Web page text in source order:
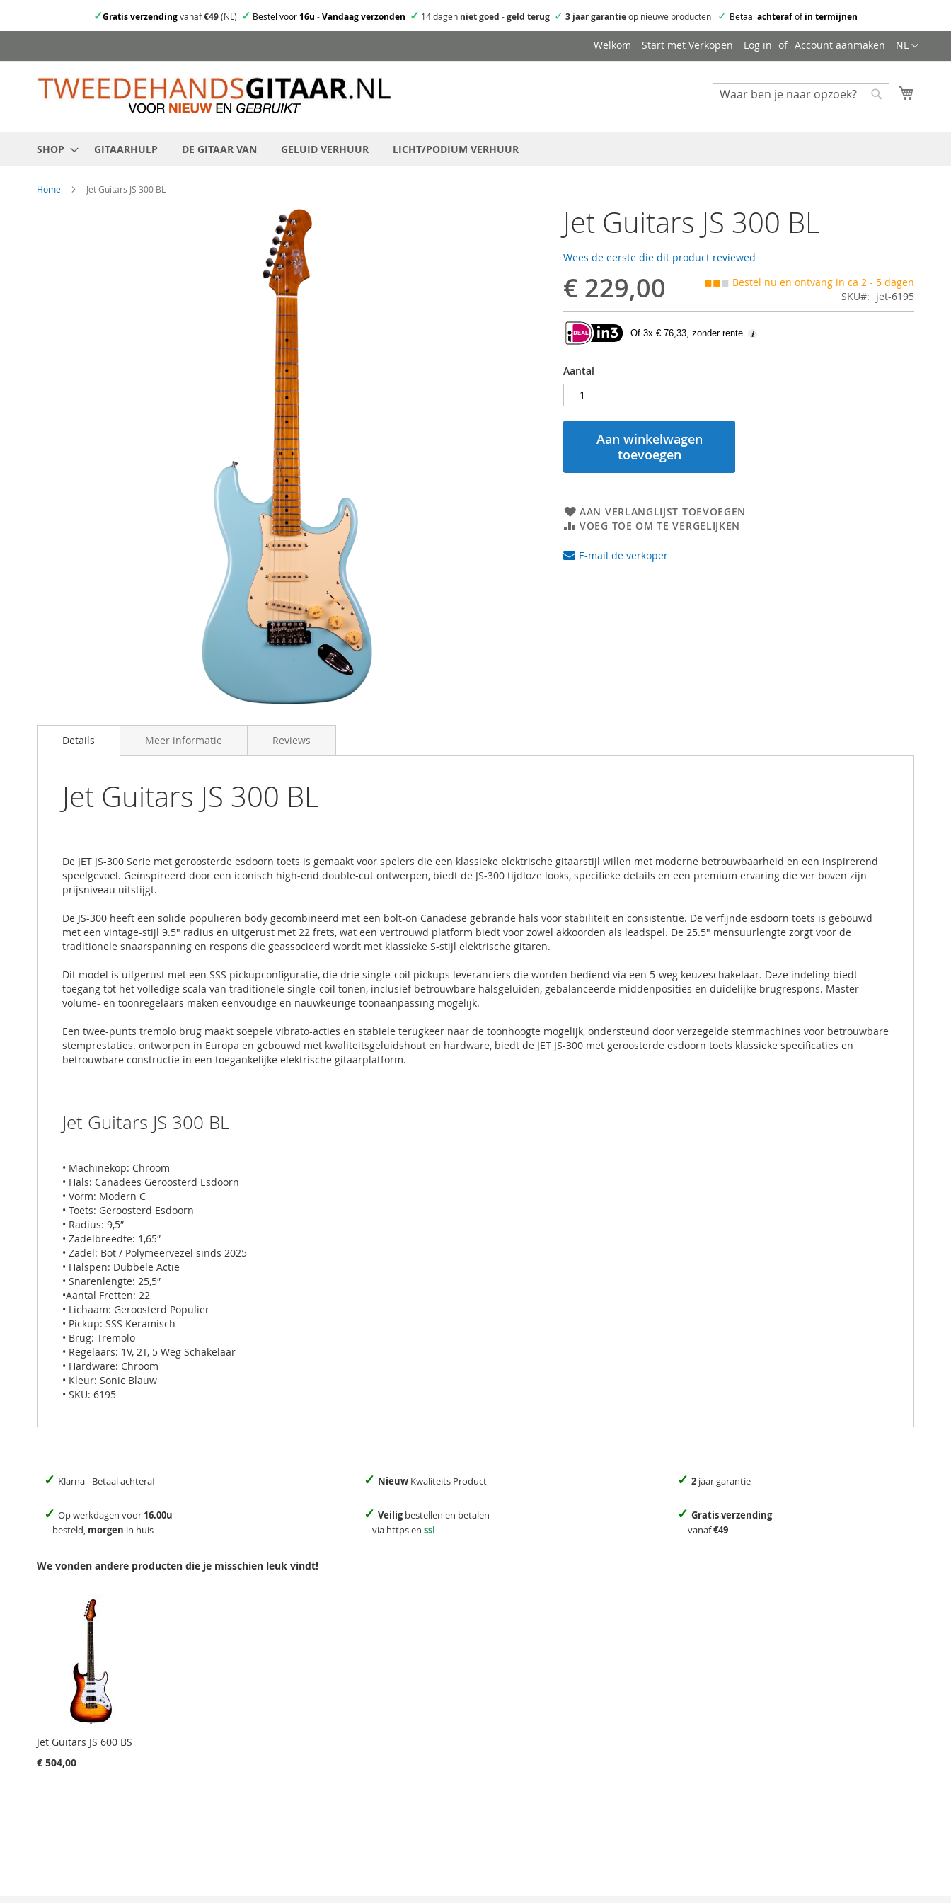
✓Gratis verzendingvanaf€49(NL) ✓ Bestel voor16u -Vandaag verzonden ✓ 14 dagen niet goed -geld terug ✓ 3 jaar garantieop nieuwe producten ✓ Betaal achterafofin termijnen
direct
naar
de
Taal
NL
Welkom Start met Verkopen Log in Account aanmaken
Zoeken
SHOP GITAARHULP DE GITAAR VAN GELUID VERHUUR LICHT/PODIUM VERHUUR
Home Jet Guitars JS 300 BL
Jet Guitars JS 300 BL
Wees de eerste die dit product reviewed
€ 229,00 ◼◼◼ Bestel nu en ontvang in ca 2 - 5 dagen
SKU
jet-6195
Of 3x € 76,33, zonder rente
Aantal
Aan winkelwagen
toevoegen
AAN VERLANGLIJST TOEVOEGEN
VOEG TOE OM TE VERGELIJKEN
E-mail de verkoper
to
gallery
Details
Jet Guitars JS 300 BL
De JET JS-300 Serie met geroosterde esdoorn toets is gemaakt voor spelers die een klassieke elektrische gitaarstijl willen met moderne betrouwbaarheid en een inspirerend
speelgevoel. Geïnspireerd door een iconisch high-end double-cut ontwerpen, biedt de JS-300 tijdloze looks, specifieke details en een premium ervaring die ver boven zijn
prijsniveau uitstijgt.
De JS-300 heeft een solide populieren body gecombineerd met een bolt-on Canadese gebrande hals voor stabiliteit en consistentie. De verfijnde esdoorn toets is gebouwd
met een vintage-stijl 9.5" radius en uitgerust met 22 frets, wat een vertrouwd platform biedt voor zowel akkoorden als leadspel. De 25.5" mensuurlengte zorgt voor de
traditionele snaarspanning en respons die geassocieerd wordt met klassieke S-stijl elektrische gitaren.
Dit model is uitgerust met een SSS pickupconfiguratie, die drie single-coil pickups leveranciers die worden bediend via een 5-weg keuzeschakelaar. Deze indeling biedt
toegang tot het volledige scala van traditionele single-coil tonen, inclusief betrouwbare halsgeluiden, gebalanceerde middenposities en duidelijke brugrespons. Master
volume- en toonregelaars maken eenvoudige en nauwkeurige toonaanpassing mogelijk.
Een twee-punts tremolo brug maakt soepele vibrato-acties en stabiele terugkeer naar de toonhoogte mogelijk, ondersteund door verzegelde stemmachines voor betrouwbare
stemprestaties. ontworpen in Europa en gebouwd met kwaliteitsgeluidshout en hardware, biedt de JET JS-300 met geroosterde esdoorn toets klassieke specificaties en
betrouwbare constructie in een toegankelijke elektrische gitaarplatform.
Jet Guitars JS 300 BL
• Machinekop: Chroom
• Hals: Canadees Geroosterd Esdoorn
• Vorm: Modern C
• Toets: Geroosterd Esdoorn
• Radius: 9,5″
• Zadelbreedte: 1,65″
• Zadel: Bot / Polymeervezel sinds 2025
• Halspen: Dubbele Actie
• Snarenlengte: 25,5″
•Aantal Fretten: 22
• Lichaam: Geroosterd Populier
• Pickup: SSS Keramisch
• Brug: Tremolo
• Regelaars: 1V, 2T, 5 Weg Schakelaar
• Hardware: Chroom
• Kleur: Sonic Blauw
• SKU: 6195
Meer informatie Reviews
✓ Klarna - Betaal achteraf ✓ Nieuw Kwaliteits Product ✓ 2 jaar garantie
✓ Op werkdagen voor 16.00u
besteld, morgen in huis
✓ Veiligbestellen en betalen
via https en ssl
✓ Gratis verzending
vanaf€49
We vonden andere producten die je misschien leuk vindt!
Jet Guitars JS 600 BS
€ 504,00